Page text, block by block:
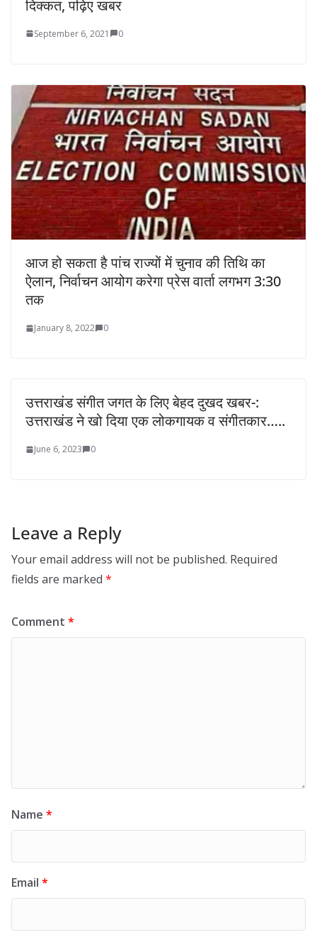
दिक्कत, पढ़िए खबर
September 6, 2021 0
आज हो सकता है पांच राज्यों में चुनाव की तिथि का
ऐलान, निर्वाचन आयोग करेगा प्रेस वार्ता लगभग 3:30
तक
January 8, 2022 0
उत्तराखंड संगीत जगत के लिए बेहद दुखद खबर-:
उत्तराखंड ने खो दिया एक लोकगायक व संगीतकार…..
June 6, 2023 0
Leave a Reply
Your email address will not be published. Required
fields are marked *
Comment *
Name *
Email *